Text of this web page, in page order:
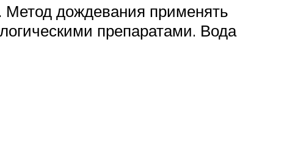
Метод дождевания применять
препаратами. Вода